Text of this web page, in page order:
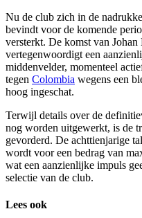
Nu de club zich in de
bevindt voor de komende
versterkt. De komst van Johan
vertegenwoordigt een
middenvelder, momenteel
tegen Colombia wegens een
hoog ingeschat.
Terwijl details over de
nog worden uitgewerkt, is de
gevorderd. De achttienjarige
wordt voor een bedrag van
wat een aanzienlijke impuls
selectie van de club.
Lees ook